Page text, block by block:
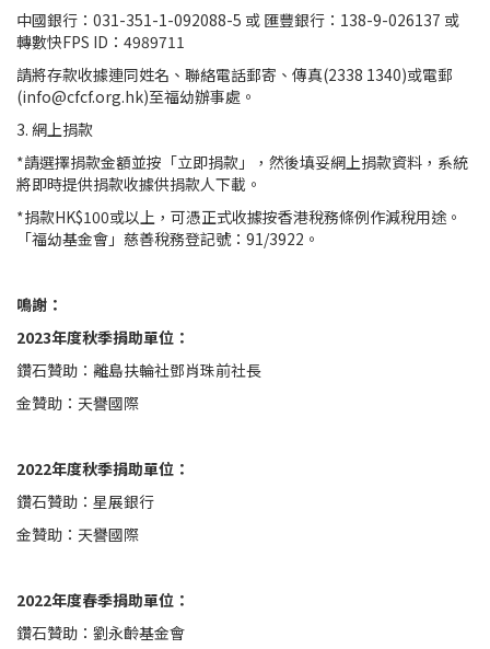
中國銀行：031-351-1-092088-5 或 匯豐銀行：138-9-026137 或
轉數快FPS ID：4989711
請將存款收據連同姓名、聯絡電話郵寄、傳真(2338 1340)或電郵
(info@cfcf.org.hk)至福幼辦事處。
3. 網上捐款
*請選擇捐款金額並按「立即捐款」，然後填妥網上捐款資料，系統
將即時提供捐款收據供捐款人下載。
*捐款HK$100或以上，可憑正式收據按香港稅務條例作減稅用途。
「福幼基金會」慈善稅務登記號：91/3922。
鳴謝：
2023年度秋季捐助單位：
鑽石贊助：離島扶輪社鄧肖珠前社長
金贊助：天譽國際
2022年度秋季捐助單位：
鑽石贊助：星展銀行
金贊助：天譽國際
2022年度春季捐助單位：
鑽石贊助：劉永齡基金會